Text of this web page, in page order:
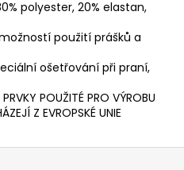
polyester, 20% elastan,
použití prášků a
ošetřování při praní,
POUŽITÉ PRO VÝROBU
Z EVROPSKÉ UNIE